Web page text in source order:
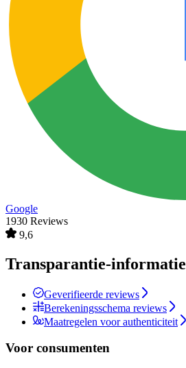
Google
1930 Reviews
9,6
Transparantie-informatie
Geverifieerde reviews
Berekeningsschema reviews
Maatregelen voor authenticiteit
Voor consumenten